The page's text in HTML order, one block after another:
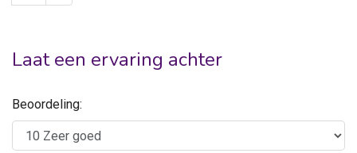
Laat een ervaring achter
Beoordeling: